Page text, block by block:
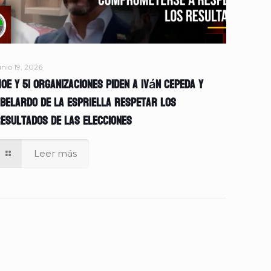
19, 2026
y 51 organizaciones piden a Iván Cepeda y
de la Espriella respetar los
de las elecciones
Leer más